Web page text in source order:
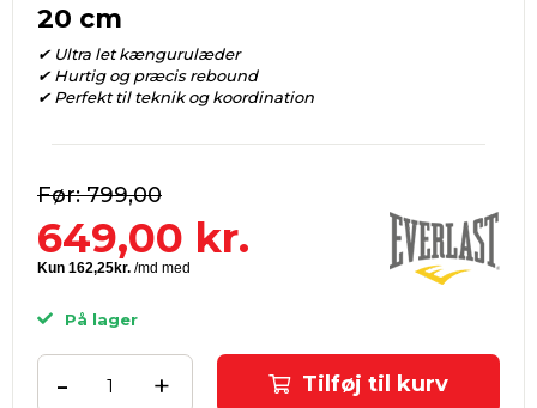
20 cm
✔ Ultra let kængurulæder
✔ Hurtig og præcis rebound
✔ Perfekt til teknik og koordination
799,00
649,00 kr.
På lager
+
- Tilføj til kurv